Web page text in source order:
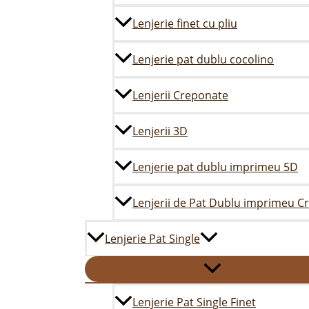
Lenjerie finet cu pliu
Lenjerie pat dublu cocolino
Lenjerii Creponate
Lenjerii 3D
Lenjerie pat dublu imprimeu 5D
Lenjerii de Pat Dublu imprimeu
Lenjerie Pat Single
Lenjerie Pat Single Finet